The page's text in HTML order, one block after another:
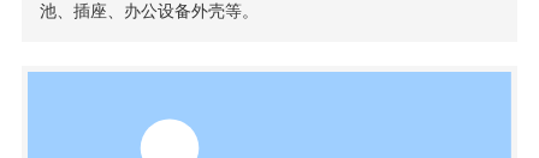
池、插座、办公设备外壳等。